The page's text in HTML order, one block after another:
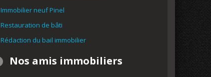
Immobilier neuf Pinel
Restauration de bâti
Rédaction du bail immobilier
Nos amis immobiliers